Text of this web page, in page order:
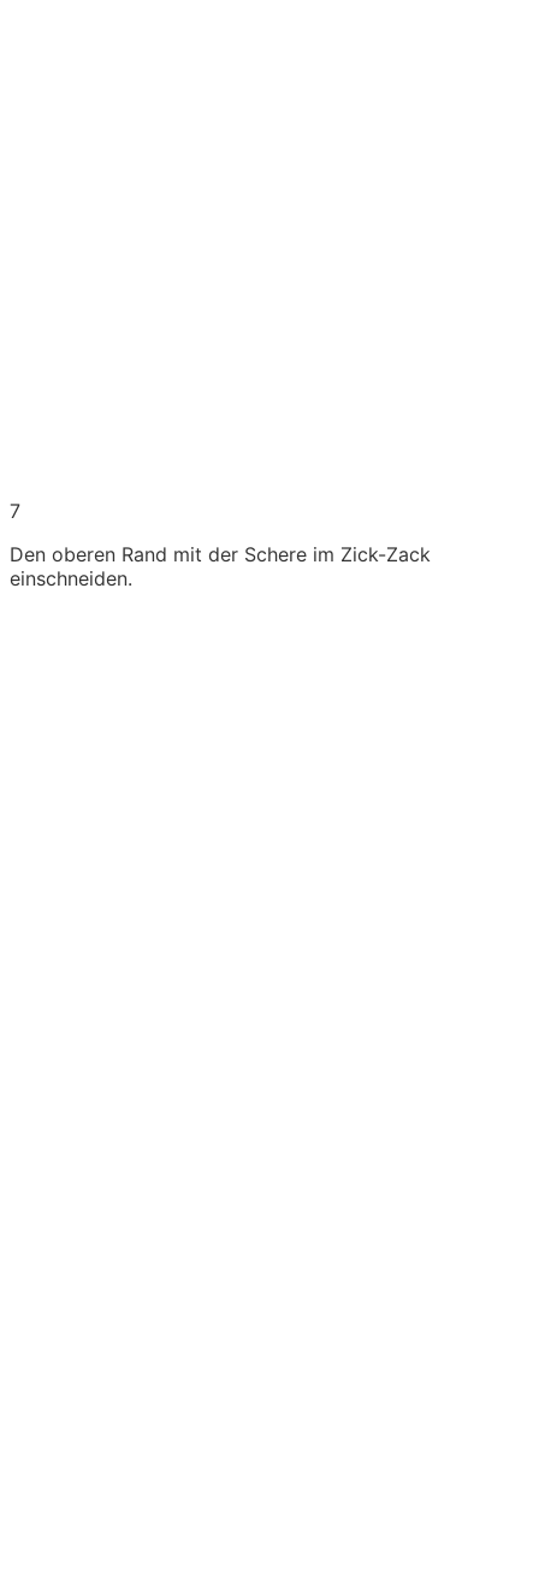
7
Den oberen Rand mit der Schere im Zick-Zack
einschneiden.